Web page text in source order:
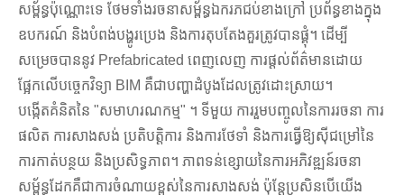
សម្ព័ន្ធប៉ុណ្ណោះទេ ថែមទាំងរចនាសម្ព័ន្ធឯករភជប់ខាងក្រៅ ប្រព័ន្ធខាងក្នុង
ឧបករណ៍ និងបំពង់បង្ហូរប្រេង និងការតុបតែងគួរត្រូវបានផ្គុំ។ ដើម្បី
សម្រេចបាននូវ Prefabricated ពេញលេញ ការផ្តល់ព័ត៌មានដោយ
ផ្អែកលើបច្ចេកវិទ្យា BIM គឺជាបញ្ហាដំបូងដែលត្រូវដោះស្រាយ។
បង្កើតគំនិតនៃ "សមាហរណកម្ម" ។ ទីមួយ ការរួមបញ្ចូលនៃការរចនា ការ
ផលិត ការសាងសង់ ប្រតិបត្តិការ និងការថែទាំ និងការធ្វើឱ្យស៊ីជម្រៅនៃ
ការកាត់បន្ថយ និងប្រសិទ្ធភាព។ ភាពទន់ខ្សោយនៃការអភិវឌ្ឍន៍រចនា
សម្ព័ន្ធដែកគឺជាការចំណាយខ្ពស់នៃការសាងសង់ ប៉ុន្តែប្រសិនបើយើង